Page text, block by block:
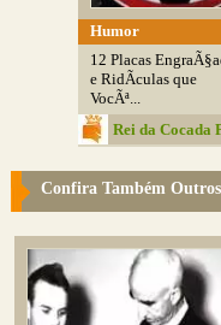
Humor
12 Placas
e RidÃ­culas que
VocÃª...
Rei da Cocada
Confira Também